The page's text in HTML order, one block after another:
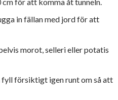
in fällan med jord för att
morot, selleri eller potatis
försiktigt igen runt om så att